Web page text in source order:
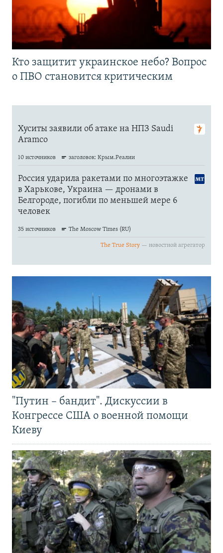
Кто защитит украинское небо? Вопрос
о ПВО становится критическим
"Путин – бандит". Дискуссии в
Конгрессе США о военной помощи
Киеву